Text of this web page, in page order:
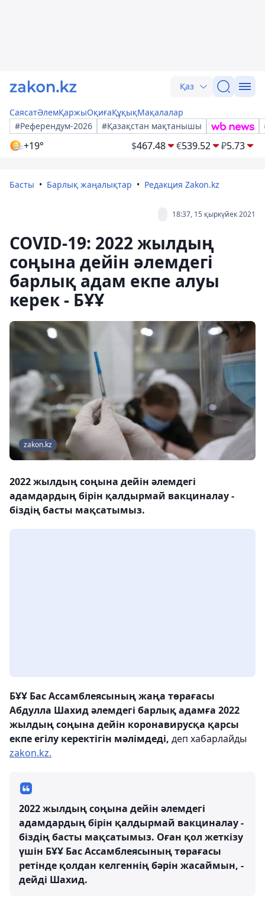
Қаз
СаясатӘлемҚаржыОқиғаҚұқықМақалалар
#Референдум-2026
#Қазақстан мақтанышы
+19° $467.48 €539.52 ₽5.73
Басты Барлық жаңалықтар Редакция Zakon.kz
18:37, 15 қыркүйек 2021
COVID-19: 2022 жылдың
соңына дейін әлемдегі
барлық адам екпе алуы
керек - БҰҰ
zakon.kz
2022 жылдың соңына дейін әлемдегі
адамдардың бірін қалдырмай вакциналау -
біздің басты мақсатымыз.
БҰҰ Бас Ассамблеясының жаңа төрағасы
Абдулла Шахид әлемдегі барлық адамға 2022
жылдың соңына дейін коронавирусқа қарсы
екпе егілу керектігін мәлімдеді, деп хабарлайды
zakon.kz.
2022 жылдың соңына дейін әлемдегі
адамдардың бірін қалдырмай вакциналау -
біздің басты мақсатымыз. Оған қол жеткізу
үшін БҰҰ Бас Ассамблеясының төрағасы
ретінде қолдан келгеннің бәрін жасаймын, -
дейді Шахид.